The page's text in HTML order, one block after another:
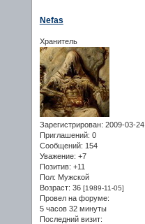
Nefas
Хранитель
Зарегистрирован: 2009-03-24
Приглашений: 0
Сообщений: 154
Уважение: +7
Позитив: +11
Пол: Мужской
Возраст: 36 [1989-11-05]
Провел на форуме:
5 часов 32 минуты
Последний визит: